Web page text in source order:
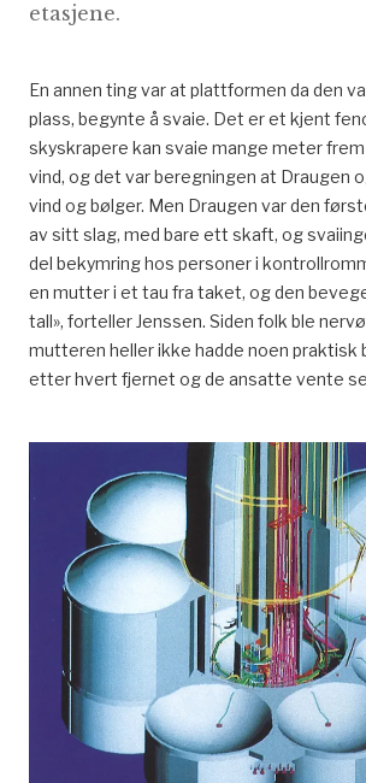
etasjene.
En annen ting var at plattformen da den
plass, begynte å svaie. Det er et kjent
skyskrapere kan svaie mange meter
vind, og det var beregningen at Draugen
vind og bølger. Men Draugen var den
av sitt slag, med bare ett skaft, og
del bekymring hos personer i
en mutter i et tau fra taket, og den
tall», forteller Jenssen. Siden folk ble
mutteren heller ikke hadde noen praktisk
etter hvert fjernet og de ansatte vente